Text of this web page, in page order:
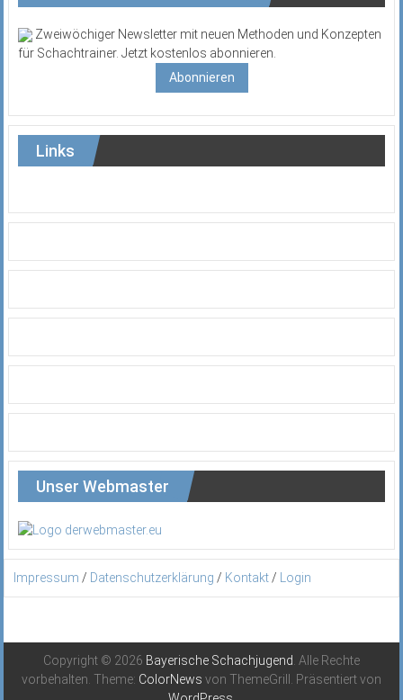
Zweiwöchiger Newsletter mit neuen Methoden und Konzepten
für Schachtrainer. Jetzt kostenlos abonnieren.
Abonnieren
Links
Unser Webmaster
Impressum / Datenschutzerklärung / Kontakt / Login
Copyright © 2026 Bayerische Schachjugend . Alle Rechte
vorbehalten. Theme: ColorNews von ThemeGrill. Präsentiert von